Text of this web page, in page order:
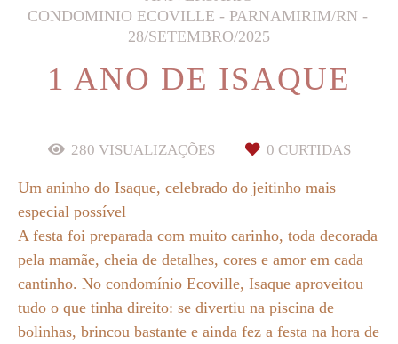
CONDOMINIO ECOVILLE - PARNAMIRIM/RN
28/SETEMBRO/2025
1 ANO DE ISAQUE
280 VISUALIZAÇÕES 0 CURTIDAS
Um aninho do Isaque, celebrado do jeitinho mais
especial possível
A festa foi preparada com muito carinho, toda decorada
pela mamãe, cheia de detalhes, cores e amor em cada
cantinho. No condomínio Ecoville, Isaque aproveitou
tudo o que tinha direito: se divertiu na piscina de
bolinhas, brincou bastante e ainda fez a festa na hora de